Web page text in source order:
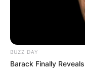
BUZZ DAY
Barack Finally